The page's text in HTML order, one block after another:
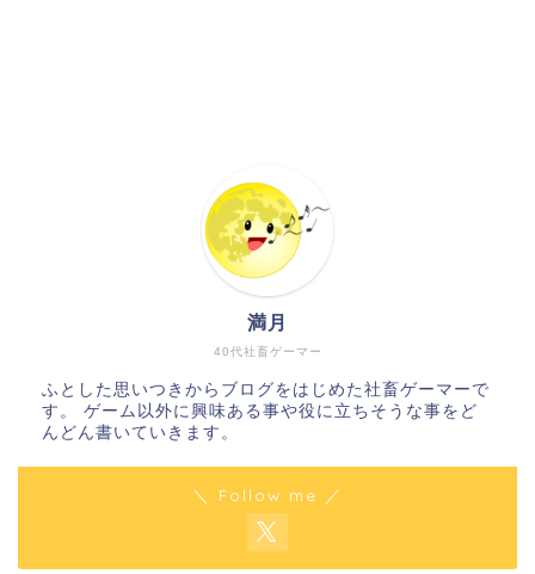
40代社畜ゲーマー
満月
ふとした思いつきからブログをはじめた社畜ゲーマーで
す。 ゲーム以外に興味ある事や役に立ちそうな事をど
んどん書いていきます。
＼ Follow me ／